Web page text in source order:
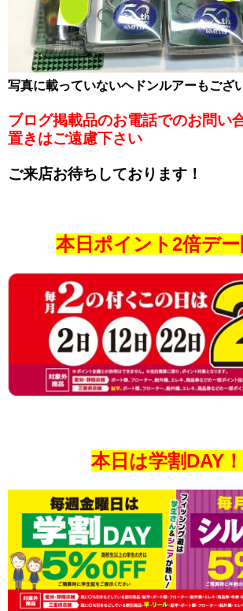
写真に載っていないヘドンルアーもござ
ブログ掲載品のお電話でのお問い
置きはご遠慮下さい
ご来店お待ちしております！
本日ポイント2倍デー
本日は学割DAY！